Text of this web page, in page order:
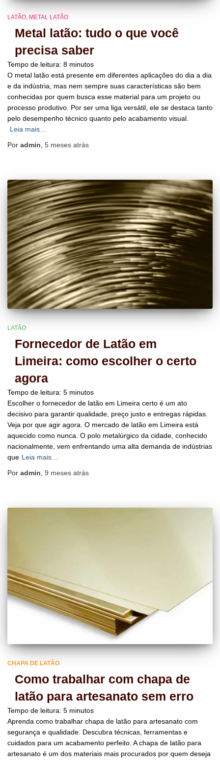
LATÃO METAL LATÃO
Metal latão: tudo o que você
precisa saber
Tempo de leitura: 8 minutos
O metal latão está presente em diferentes aplicações do dia a dia
e da indústria, mas nem sempre suas características são bem
conhecidas por quem busca esse material para um projeto ou
processo produtivo. Por ser uma liga versátil, ele se destaca tanto
pelo desempenho técnico quanto pelo acabamento visual.
Leia mais…
Por admin, 5 meses atrás
LATÃO
Fornecedor de Latão em
Limeira: como escolher o certo
agora
Tempo de leitura: 5 minutos
Escolher o fornecedor de latão em Limeira certo é um ato
decisivo para garantir qualidade, preço justo e entregas rápidas.
Veja por que agir agora. O mercado de latão em Limeira está
aquecido como nunca. O polo metalúrgico da cidade, conhecido
nacionalmente, vem enfrentando uma alta demanda de indústrias
que Leia mais…
Por admin 9 meses atrás
CHAPA DE LATÃO
Como trabalhar com chapa de
latão para artesanato sem erro
Tempo de leitura: 5 minutos
Aprenda como trabalhar chapa de latão para artesanato com
segurança e qualidade. Descubra técnicas, ferramentas e
cuidados para um acabamento perfeito. A chapa de latão para
artesanato é um dos materiais mais procurados por quem deseja